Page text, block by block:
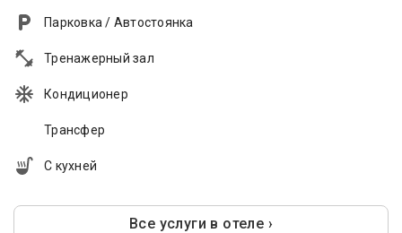
Парковка / Автостоянка
Тренажерный зал
Кондиционер
Трансфер
С кухней
Все услуги в отеле ›